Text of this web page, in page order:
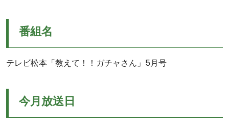
番組名
テレビ松本「教えて！！ガチャさん」5月号
今月放送日